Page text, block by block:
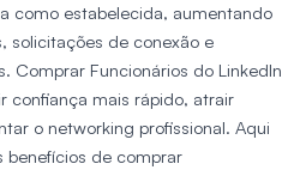
como estabelecida, aumentando
solicitações de conexão e
Comprar Funcionários do LinkedIn
confiança mais rápido, atrair
o networking profissional. Aqui
benefícios de comprar